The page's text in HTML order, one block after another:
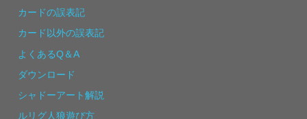
カードの誤表記
カード以外の誤表記
よくあるQ＆A
ダウンロード
シャドーアート解説
ルリグ人狼遊び方